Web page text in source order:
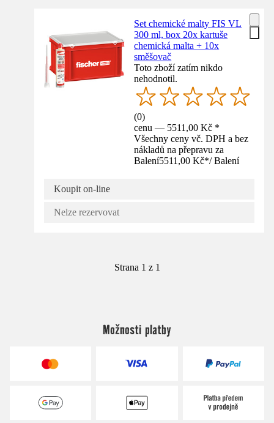
Set chemické malty FIS VL
300 ml, box 20x kartuše
chemická malta + 10x
směšovač
Toto zboží zatím nikdo
nehodnotil.
(0)
cenu — 5511,00 Kč *
Všechny ceny vč. DPH a bez
nákladů na přepravu za
Balení5511,00 Kč*/ Balení
Koupit on-line
Nelze rezervovat
Strana 1 z 1
Možnosti platby